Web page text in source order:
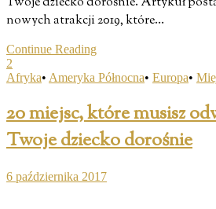
nowych atrakcji 2019, które…
Continue Reading
2
Afryka• Ameryka Północna• Europa•
20 miejsc, które musisz
Twoje dziecko dorośnie
6 października 2017